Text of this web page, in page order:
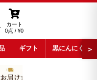
カート
0点 / ¥0
ギフト 黒にんにく ＞